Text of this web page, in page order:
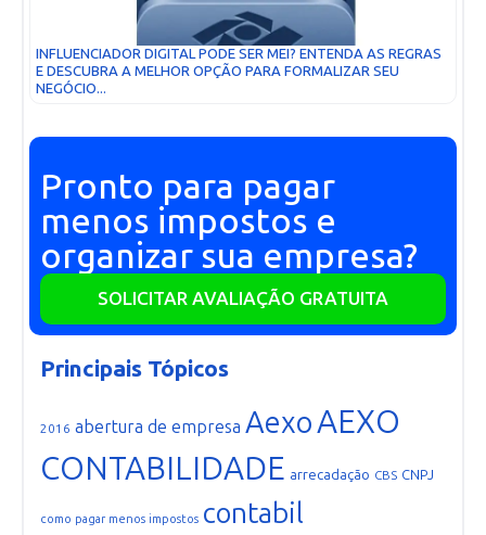
INFLUENCIADOR DIGITAL PODE SER MEI? ENTENDA AS REGRAS
E DESCUBRA A MELHOR OPÇÃO PARA FORMALIZAR SEU
NEGÓCIO...
Pronto para pagar
menos impostos e
organizar sua empresa?
SOLICITAR AVALIAÇÃO GRATUITA
Principais Tópicos
2016 abertura de empresa AexoAEXO
CONTABILIDADE arrecadação CBS CNPJ
como pagar menos impostos contabil